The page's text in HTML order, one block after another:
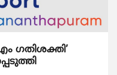
ഗതിശക്തി’